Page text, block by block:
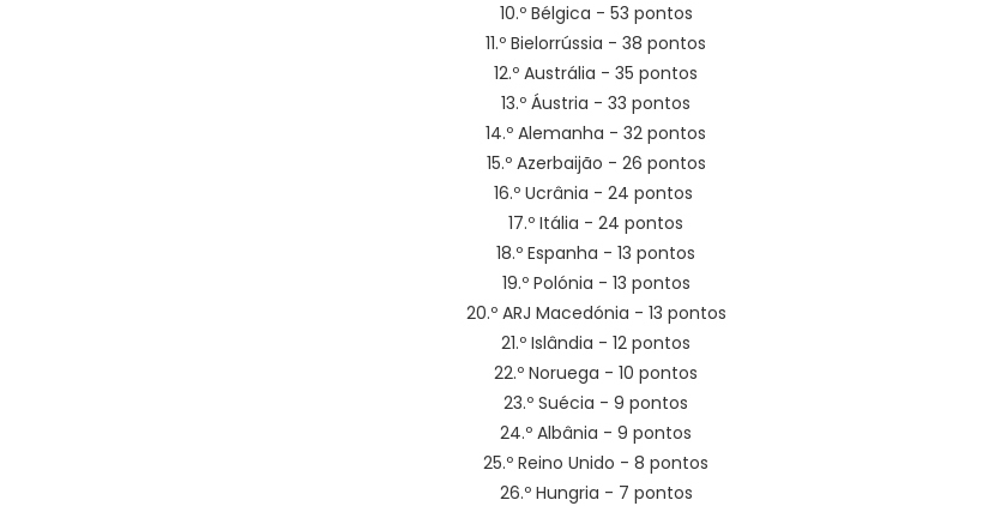
10.º Bélgica - 53 pontos
11.º Bielorrússia - 38 pontos
12.º Austrália - 35 pontos
13.º Áustria - 33 pontos
14.º Alemanha - 32 pontos
15.º Azerbaijão - 26 pontos
16.º Ucrânia - 24 pontos
17.º Itália - 24 pontos
18.º Espanha - 13 pontos
19.º Polónia - 13 pontos
20.º ARJ Macedónia - 13 pontos
21.º Islândia - 12 pontos
22.º Noruega - 10 pontos
23.º Suécia - 9 pontos
24.º Albânia - 9 pontos
25.º Reino Unido - 8 pontos
26.º Hungria - 7 pontos